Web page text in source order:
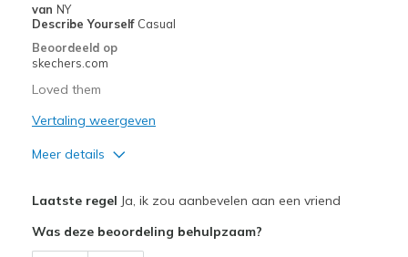
van NY
Describe Yourself Casual
Beoordeeld op
skechers.com
Loved them
Vertaling weergeven
Meer details
Comfortable
Laatste regel Ja, ik zou aanbevelen aan een vriend
Was deze beoordeling behulpzaam?